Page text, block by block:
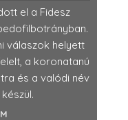
el a Fidesz
válaszok helyett
a koronatanú
és a valódi név